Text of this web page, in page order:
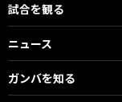
試合を観る
ニュース
ガンバを知る